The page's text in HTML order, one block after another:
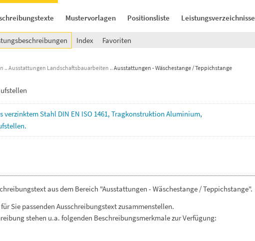
Mustervorlagen Positionsliste Leistungsverzeichnisse
Index Favoriten
Ausstattungen Landschaftsbauarbeiten Ausstattungen - Wäschestange / Teppichstange
verzinktemStahl DIN EN ISO 1461, Tragkonstruktion Aluminium,
aus dem Bereich "Ausstattungen - Wäschestange / Teppichstange".
Sie passenden Ausschreibungstext zusammenstellen.
stehen u.a. folgenden Beschreibungsmerkmale zur Verfügung: